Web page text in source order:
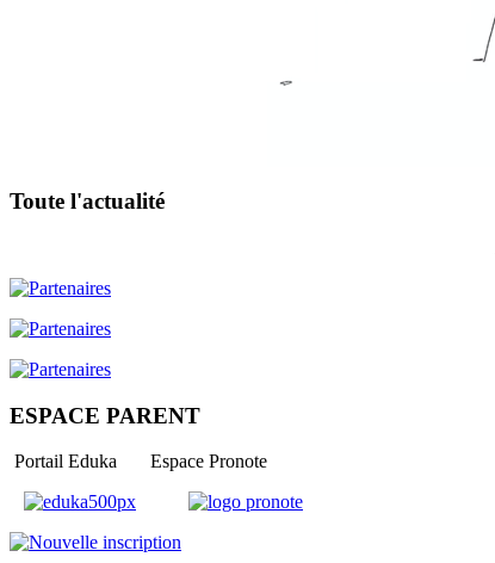
Toute l'actualité
ESPACE PARENT
Portail Eduka Espace Pronote